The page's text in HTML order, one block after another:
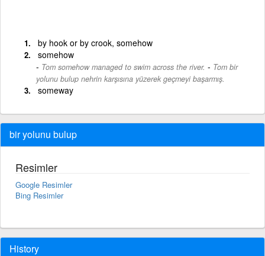
by hook or by crook, somehow
somehow
Tom somehow managed to swim across the river. - Tom bir
yolunu bulup nehrin karşısına yüzerek geçmeyi başarmış.
someway
bir yolunu bulup
Resimler
Google Resimler
Bing Resimler
History